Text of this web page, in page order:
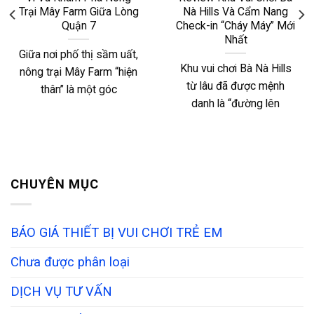
Trại Mây Farm Giữa Lòng
Quận 7
Giữa nơi phố thị sầm uất,
nông trại Mây Farm “hiện
thân” là một góc
Nà Hills Và Cẩm Nang
Check-in “Cháy Máy” Mới
Nhất
Khu vui chơi Bà Nà Hills
từ lâu đã được mệnh
danh là “đường lên
CHUYÊN MỤC
BÁO GIÁ THIẾT BỊ VUI CHƠI TRẺ EM
Chưa được phân loại
DỊCH VỤ TƯ VẤN